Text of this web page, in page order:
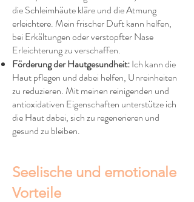
die Schleimhäute kläre und die Atmung
erleichtere. Mein frischer Duft kann helfen,
bei Erkältungen oder verstopfter Nase
Erleichterung zu verschaffen.
Förderung der Hautgesundheit:Ich kann die
Haut pflegen und dabei helfen, Unreinheiten
zu reduzieren. Mit meinen reinigenden und
antioxidativen Eigenschaften unterstütze ich
die Haut dabei, sich zu regenerieren und
gesund zu bleiben.
Seelische und emotionale
Vorteile